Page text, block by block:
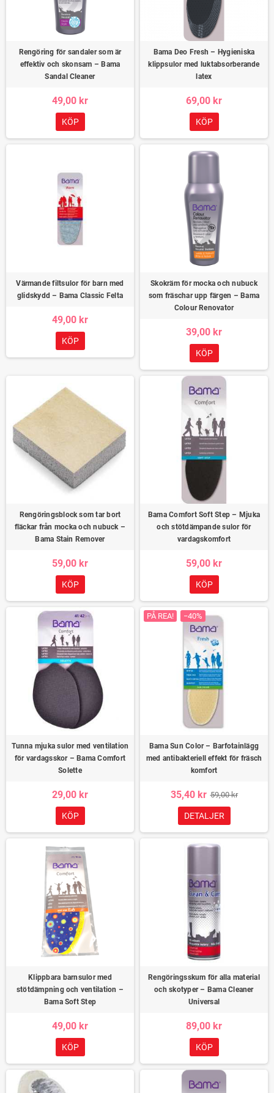
Rengöring för sandaler som är
effektiv och skonsam – Bama
Sandal Cleaner
49,00 kr
KÖP
Bama Deo Fresh – Hygieniska
klippsulor med luktabsorberande
latex
69,00 kr
KÖP
Värmande filtsulor för barn med
glidskydd – Bama Classic Felta
49,00 kr
KÖP
Skokräm för mocka och nubuck
som fräschar upp färgen – Bama
Colour Renovator
39,00 kr
KÖP
Rengöringsblock som tar bort
fläckar från mocka och nubuck –
Bama Stain Remover
59,00 kr
KÖP
Bama Comfort Soft Step – Mjuka
och stötdämpande sulor för
vardagskomfort
59,00 kr
KÖP
Tunna mjuka sulor med ventilation
för vardagsskor – Bama Comfort
Solette
29,00 kr
KÖP
PÅ REA! −40%
Bama Sun Color – Barfotainlägg
med antibakteriell effekt för fräsch
komfort
35,40 kr 59,00 kr
DETALJER
Klippbara barnsulor med
stötdämpning och ventilation –
Bama Soft Step
49,00 kr
KÖP
Rengöringsskum för alla material
och skotyper – Bama Cleaner
Universal
89,00 kr
KÖP